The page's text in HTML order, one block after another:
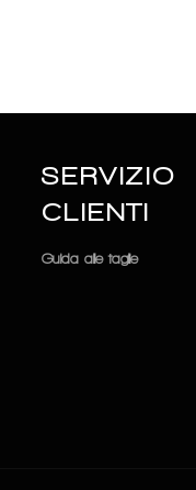
SERVIZIO
CLIENTI
Guida alle taglie